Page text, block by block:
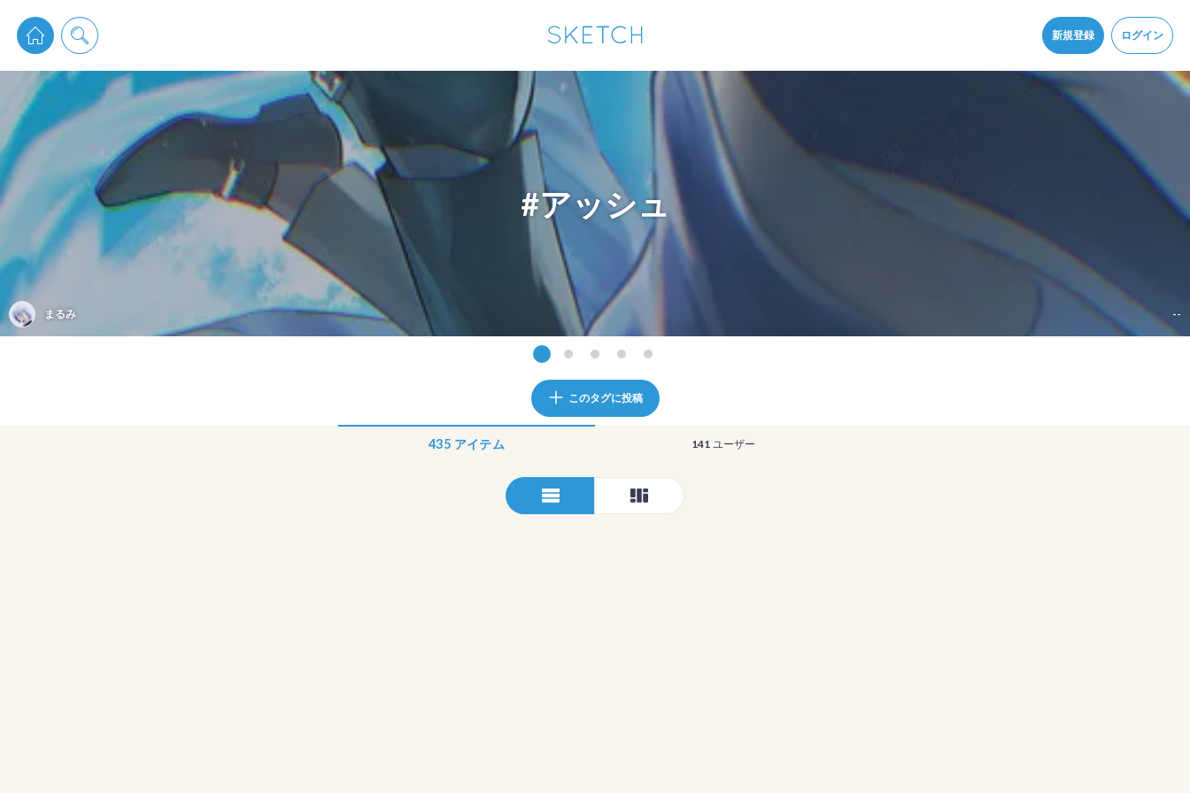
プライパシーポリシー を改定しました。
新規登録
ログイン
pixiv Sketchアプリでさらに快適に！
アプリで開く
#アッシュ
まるみ --
このタグに投稿
435 アイテム 141 ユーザー